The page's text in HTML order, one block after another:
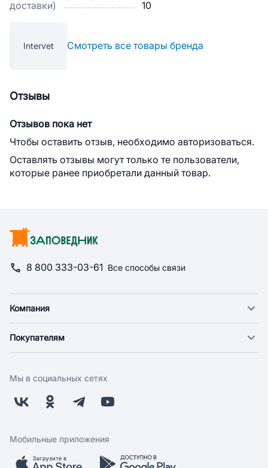
доставки)
10
Intervet Смотреть все товары бренда
Отзывы
Отзывов пока нет
Чтобы оставить отзыв, необходимо авторизоваться.
Оставлять отзывы могут только те пользователи,
которые ранее приобретали данный товар.
8 800 333-03-61 Все способы связи
Компания
Новости
Поставщикам
Заводчикам
Обратная связь
Покупателям
Оплата
Бонусная программа
Скидки и акции
Мы в социальных сетях
Мобильные приложения